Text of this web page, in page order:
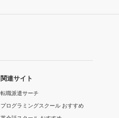
関連サイト
転職派遣サーチ
プログラミングスクール おすすめ